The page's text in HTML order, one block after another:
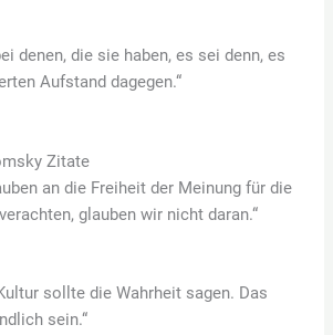
denen, die sie haben, es sei denn, es
Aufstand dagegen.“
Zitate
an die Freiheit der Meinung für die
glauben wir nicht daran.“
sollte die Wahrheit sagen. Das
sein.“